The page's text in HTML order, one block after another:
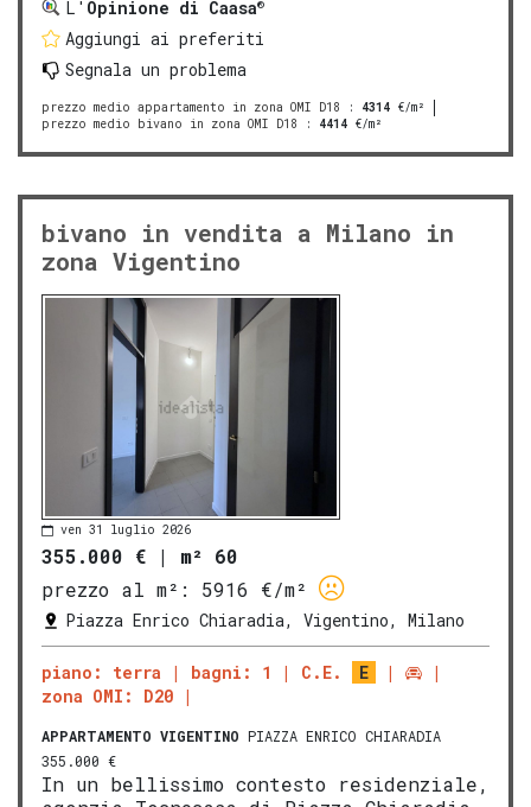
L' Opinione di Caasa
Aggiungi ai preferiti
Segnala un problema
prezzo medio appartamento in zona OMI D18 : 4314 €/m²
prezzo medio bivano in zona OMI D18 : 4414 €/m²
bivano in vendita a Milano in
zona Vigentino
ven 31 luglio 2026
355.000 € | m² 60
prezzo al m²:
5916 €/m²
Piazza Enrico Chiaradia, Vigentino, Milano
piano: terra bagni: 1 C.E.
E
zona OMI: D20
APPARTAMENTO VIGENTINO PIAZZA ENRICO CHIARADIA
355.000 €
In un bellissimo contesto residenziale,